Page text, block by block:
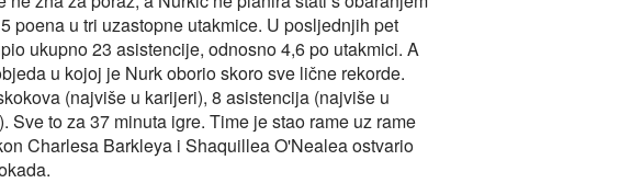
poena u tri uzastopne utakmice. U posljednjih pet
ukupno 23 asistencije, odnosno 4,6 po utakmici. A
u kojoj je Nurk oborio skoro sve lične rekorde.
(najviše u karijeri), 8 asistencija (najviše u
to za 37 minuta igre. Time je stao rame uz rame
Charlesa Barkleya i Shaquillea O'Nealea ostvario